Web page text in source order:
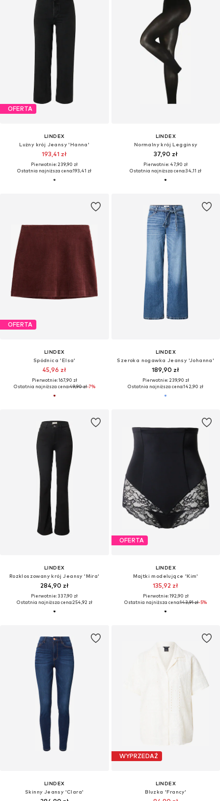
OFERTA
LINDEX
Lużny krój Jeansy 'Hanna'
193,41 zł
Pierwotnie: 239,90 zł
Ostatnia najniższa cena:193,41 zł
LINDEX
Normalny krój Legginsy
37,90 zł
Pierwotnie: 47,90 zł
Ostatnia najniższa cena:34,11 zł
OFERTA
LINDEX
Spódnica 'Elsa'
45,96 zł
Pierwotnie: 167,90 zł
Ostatnia najniższa cena:49,90 zł-7%
LINDEX
Szeroka nogawka Jeansy 'Johanna'
189,90 zł
Pierwotnie: 239,90 zł
Ostatnia najniższa cena:142,90 zł
LINDEX
Rozkloszowany krój Jeansy 'Mira'
284,90 zł
Pierwotnie: 337,90 zł
Ostatnia najniższa cena:254,92 zł
OFERTA
LINDEX
Majtki modelujące 'Kim'
135,92 zł
Pierwotnie: 192,90 zł
Ostatnia najniższa cena:143,91 zł-5%
LINDEX
Skinny Jeansy 'Clara'
WYPRZEDAŻ
LINDEX
Bluzka 'Francy'